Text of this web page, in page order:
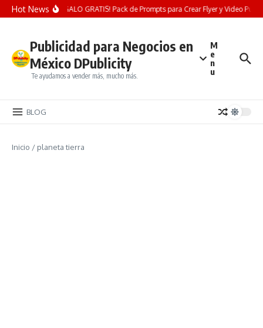
Saltar al contenido
Hot News ¡REGALO GRATIS! Pack de Prompts para Crear Flyer y Video
Publicidad para Negocios en
México DPublicity
Te ayudamos a vender más, mucho más.
M
e
n
u
BLOG
Inicio / planeta tierra